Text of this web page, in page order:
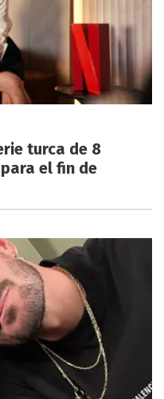
turca de 8
el fin de